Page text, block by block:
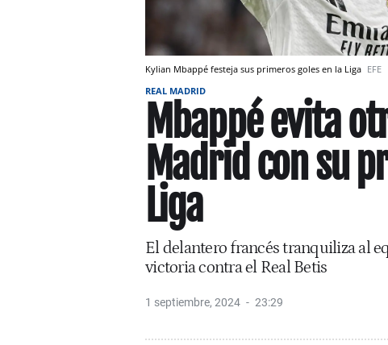
Kylian Mbappé festeja sus primeros goles en la Liga EFE
REAL MADRID
Mbappé evita
Madrid con su
Liga
El delantero francés tranquiliza al
victoria contra el Real Betis
1 septiembre, 2024 23:29